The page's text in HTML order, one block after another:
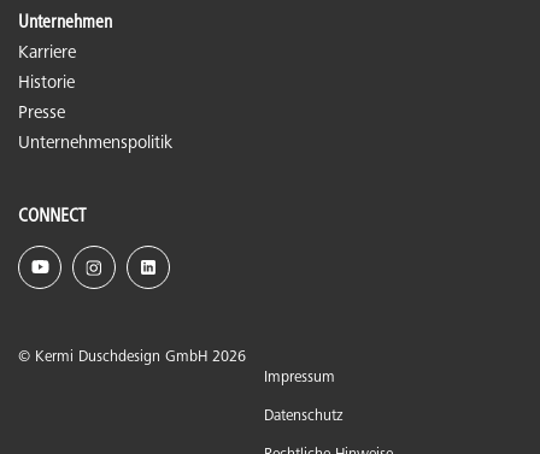
Unternehmen
Karriere
Historie
Presse
Unternehmenspolitik
CONNECT
© Kermi Duschdesign GmbH 2026
Impressum
Datenschutz